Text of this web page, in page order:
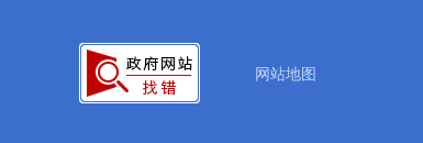
网站地图